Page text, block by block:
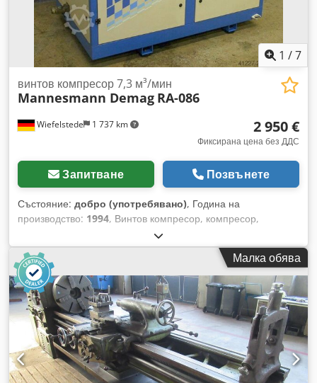
1 /7
Wiefelstede 1 737 km
винтов компресор 7,3 м³/мин
Mannesmann Demag RA-086
2 950 €
Фиксирана цена без ДДС
Запитване Позвънете
Състояние: добро (употребявано), Година на
производство: 1994, Винтов компресор, компресор,
въздушен агрегат, стационарен въздушен компресор
-Дебит: 7,3 м³/мин -Мощност на двигателя: 45 kW
-Максимално налягане: 10 bar Dedpfjy Dgmljx Am Rewa
-Натрупани часове работа: 65 305 ч. -Тегло: 1200 кг
Малка обява